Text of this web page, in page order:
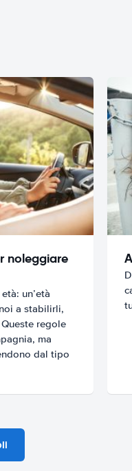
noleggiare
un’età
a stabilirli,
regole
ma
dal tipo